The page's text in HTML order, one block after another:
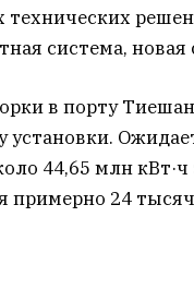
технических
система,
в порту
44,65 млн
примерно 24